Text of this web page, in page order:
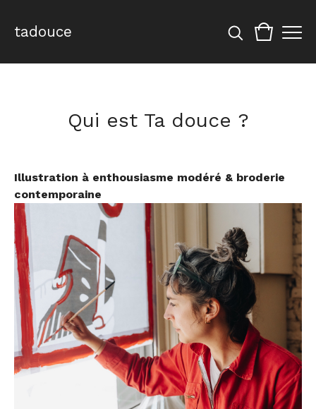
tadouce
Qui est Ta douce ?
Illustration à enthousiasme modéré & broderie
contemporaine